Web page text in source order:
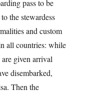
pass to be
the stewardess
and custom
all countries: while
are given arrival
disembarked,
Then the